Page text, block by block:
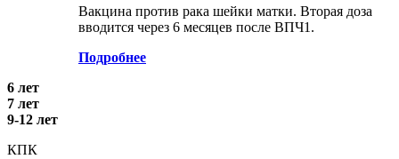
Вакцина против рака шейки матки. Вторая доза
вводится через 6 месяцев после ВПЧ1.
Подробнее
6 лет
7 лет
9-12 лет
КПК